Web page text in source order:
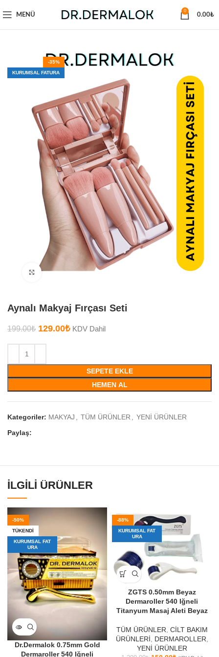
MENÜ
0
0.00₺
-35%
KURUMSAL FATURA
Büyütmek için tıklayın
Aynalı Makyaj Fırçası Seti
199.00₺ 129.00₺ KDV Dahil
SEPETE EKLE
HEMEN AL
Kategoriler: MAKYAJ , TÜM ÜRÜNLER , YENİ ÜRÜNLER
Paylaş:
İLGILI ÜRÜNLER
-50%
TÜKENDI
KURUMSAL FAT
URA
Dr.Dermalok 0.75mm Gold
Dermaroller 540 Iğneli
-88%
KURUMSAL FAT
URA
ZGTS 0.50mm Beyaz
Dermaroller 540 Iğneli
Titanyum Masaj Aleti Beyaz
TÜM ÜRÜNLER CİLT BAKIM
ÜRÜNLERİ
DERMAROLLER
YENİ ÜRÜNLER